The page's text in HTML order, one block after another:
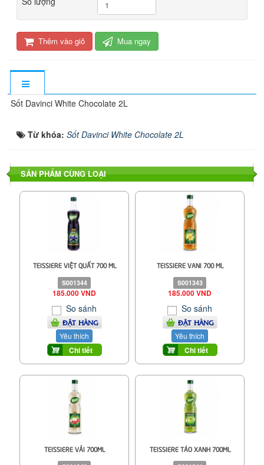
Thêm vào giỏ Mua ngay
Sốt Davinci White Chocolate 2L
Từ khóa: Sốt Davinci White Chocolate 2L
SẢN PHẨM CÙNG LOẠI
TEISSIERE VIỆT QUẤT 700 ML
S001344
185.000 VND
So sánh
ĐẶT HÀNG
Yêu thích
Chi tiết
TEISSIERE VANI 700 ML
S001343
185.000 VND
So sánh
ĐẶT HÀNG
Yêu thích
Chi tiết
TEISSIERE VẢI 700ML
TEISSIERE TÁO XANH 700ML